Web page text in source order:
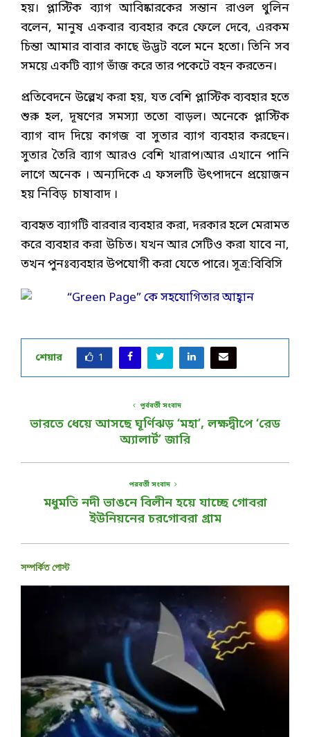
হয়। প্লাস্টিক ব্যাগ আবিষ্কারকের সন্তান রাওল থুলিন
বলেন, মানুষ একবার ব্যবহার করে ফেলে দেবে, এরকম
চিন্তা আমার বাবার কাছে উদ্ভট বলে মনে হতো। তিনি সব
সময়ে একটি ব্যাগ ভাঁজ করে তার পকেটে বহন করতেন।
প্রতিবেদনে উল্লেখ করা হয়, যত বেশি প্লাস্টিক ব্যবহার হতে
শুরু হল, দূষণের সমস্যা ততো বাড়ল। অনেকে প্লাস্টিক
ব্যাগ বাদ দিয়ে কাগজ বা সুতার ব্যাগ ব্যবহার করছেন।
সুতার তৈরি ব্যাগ আরও বেশি খারাপ।আর এখানে পানি
লাগে অনেক । অন্যদিকে এ ফসলটি উৎপাদনে প্রয়োজন
হয় নিবিড় চাষাবাদ ।
ব্যবহৃত ব্যাগটি বারবার ব্যবহার করা, দরকার হলে মেরামত
করে ব্যবহার করা উচিত। যখন আর সেটিও করা যাবে না,
তখন পুনঃব্যবহার উপযোগী করা যেতে পারে। সূত্র:বিবিসি
শেয়ার 1
পূর্ববর্তী সংবাদ
ভারতে ধেয়ে আসছে ঘূর্ণিঝড় ‘মহা’, লক্ষদ্বীপে ‘রেড
অ্যালার্ট’ জারি
পরবর্তী সংবাদ
মধুমতি নদী ভাঙনে বিলীন হয়ে যাচ্ছে গোবরা
ইউনিয়নের চরগোবরা গ্রাম
সম্পর্কিত পোস্ট